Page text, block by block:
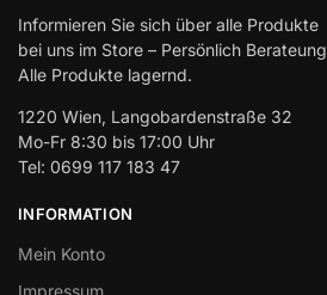
Informieren Sie sich über alle Produkte
bei uns im Store – Persönlich Berateung
Alle Produkte lagernd.
1220 Wien, Langobardenstraße 32
Mo-Fr 8:30 bis 17:00 Uhr
Tel: 0699 117 183 47
INFORMATION
Mein Konto
Impressum